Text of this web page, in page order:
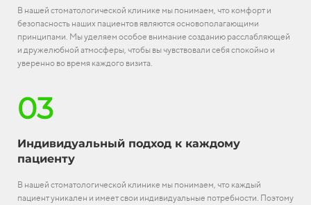
В нашей стоматологической клинике мы понимаем, что комфорт и
безопасность наших пациентов являются основополагающими
принципами. Мы уделяем особое внимание созданию расслабляющей
и дружелюбной атмосферы, чтобы вы чувствовали себя спокойно и
уверенно во время каждого визита.
03
Индивидуальный подход к каждому
пациенту
В нашей стоматологической клинике мы понимаем, что каждый
пациент уникален и имеет свои индивидуальные потребности. Поэтому